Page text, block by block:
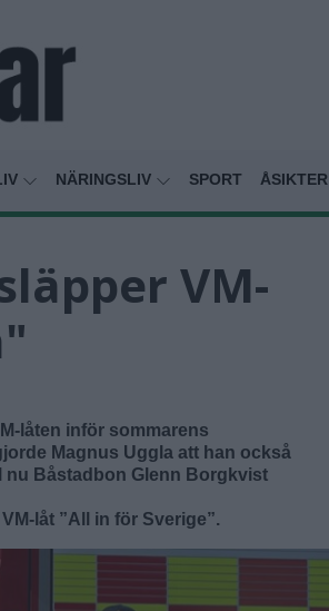
NÄRINGSLIV SPORT ÅSIKTER
VM-
låten inför sommarens
Magnus Uggla att han också
nu Båstadbon Glenn Borgkvist
låt ”All in för Sverige”.